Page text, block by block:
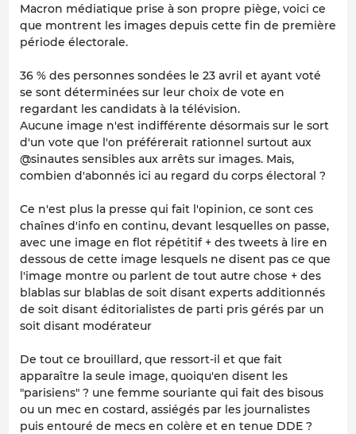
Macron médiatique prise à son propre piège, voici ce
que montrent les images depuis cette fin de première
période électorale.
36 % des personnes sondées le 23 avril et ayant voté
se sont déterminées sur leur choix de vote en
regardant les candidats à la télévision.
Aucune image n'est indifférente désormais sur le sort
d'un vote que l'on préférerait rationnel surtout aux
@sinautes sensibles aux arrêts sur images. Mais,
combien d'abonnés ici au regard du corps électoral ?
Ce n'est plus la presse qui fait l'opinion, ce sont ces
chaînes d'info en continu, devant lesquelles on passe,
avec une image en flot répétitif + des tweets à lire en
dessous de cette image lesquels ne disent pas ce que
l'image montre ou parlent de tout autre chose + des
blablas sur blablas de soit disant experts additionnés
de soit disant éditorialistes de parti pris gérés par un
soit disant modérateur
De tout ce brouillard, que ressort-il et que fait
apparaître la seule image, quoiqu'en disent les
"parisiens" ? une femme souriante qui fait des bisous
ou un mec en costard, assiégés par les journalistes
puis entouré de mecs en colère et en tenue DDE ?